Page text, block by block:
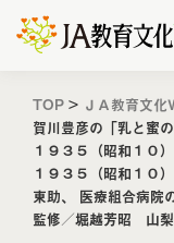
TOP > ＪＡ教育文
賀川豊彦の「乳と蜜
１９３５（昭和１
１９３５（昭和１
東助、 医療組合病
監修／堀越芳昭 山